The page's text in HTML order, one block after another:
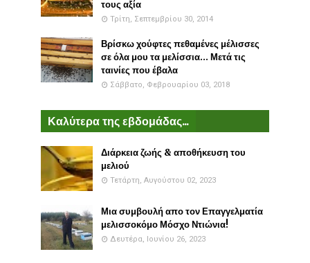
τους αξία
Τρίτη, Σεπτεμβρίου 30, 2014
Βρίσκω χούφτες πεθαμένες μέλισσες
σε όλα μου τα μελίσσια... Μετά τις
ταινίες που έβαλα
Σάββατο, Φεβρουαρίου 03, 2018
Καλύτερα της εβδομάδας...
Διάρκεια ζωής & αποθήκευση του
μελιού
Τετάρτη, Αυγούστου 02, 2023
Μια συμβουλή απο τον Επαγγελματία
μελισσοκόμο Μόσχο Ντιώνια!
Δευτέρα, Ιουνίου 26, 2023